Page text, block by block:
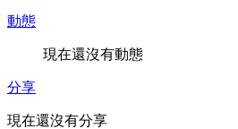
動態
現在還沒有動態
分享
現在還沒有分享